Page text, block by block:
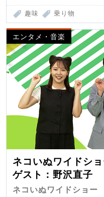
趣味 乗り物
エンタメ・音楽
ネコいぬワイドシ
ゲスト：野沢直子
ネコいぬワイドショー